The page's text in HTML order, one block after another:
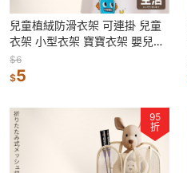
兒童植絨防滑衣架 可連掛 兒童
衣架 小型衣架 寶寶衣架 嬰兒小
孩晾衣架 無痕衣架 衣撐 止滑衣
架
$6
$5
95
折